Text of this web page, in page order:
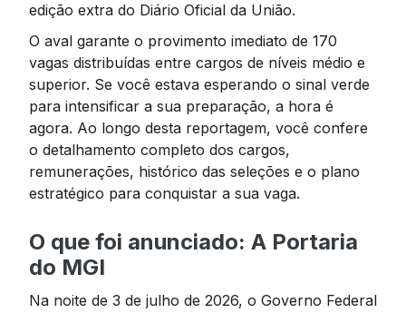
edição extra do Diário Oficial da União.
O aval garante o provimento imediato de 170
vagas distribuídas entre cargos de níveis médio e
superior. Se você estava esperando o sinal verde
para intensificar a sua preparação, a hora é
agora. Ao longo desta reportagem, você confere
o detalhamento completo dos cargos,
remunerações, histórico das seleções e o plano
estratégico para conquistar a sua vaga.
O que foi anunciado: A Portaria
do MGI
Na noite de 3 de julho de 2026, o Governo Federal